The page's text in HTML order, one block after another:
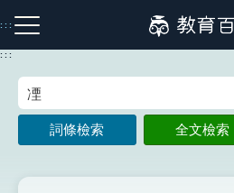
到
主
:::
注音索引圖示 筆畫索引圖示
:::
詞條檢索 全文檢索